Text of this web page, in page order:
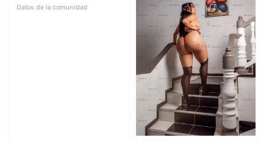
Datos de la comunidad